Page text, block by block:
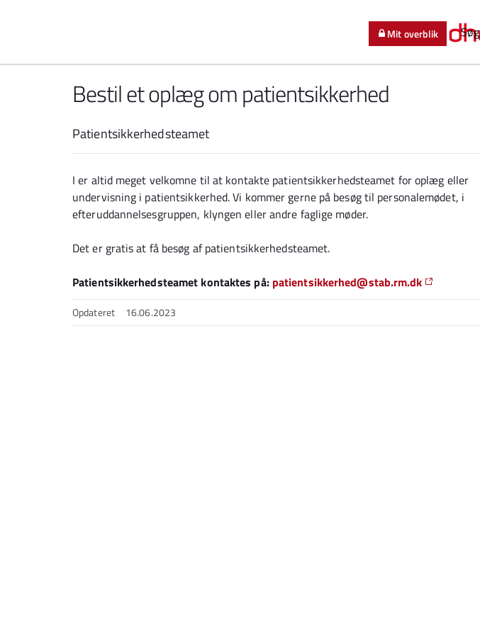
Søg
Mit overblik
Bestil et oplæg om patientsikkerhed
Patientsikkerhedsteamet
I er altid meget velkomne til at kontakte patientsikkerhedsteamet for oplæg eller
undervisning i patientsikkerhed. Vi kommer gerne på besøg til personalemødet, i
efteruddannelsesgruppen, klyngen eller andre faglige møder.
Det er gratis at få besøg af patientsikkerhedsteamet.
Patientsikkerhedsteamet kontaktes på: patientsikkerhed@stab.rm.dk
Opdateret 16.06.2023